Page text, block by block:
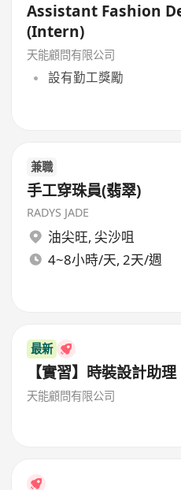
Assistant Fashion
(Intern)
天能顧問有限公司
設有勤工獎勵
兼職
手工穿珠員(翡翠)
RADYS JADE
油尖旺, 尖沙咀
4~8小時/天, 2天/週
最新
【實習】時裝設計助理
天能顧問有限公司